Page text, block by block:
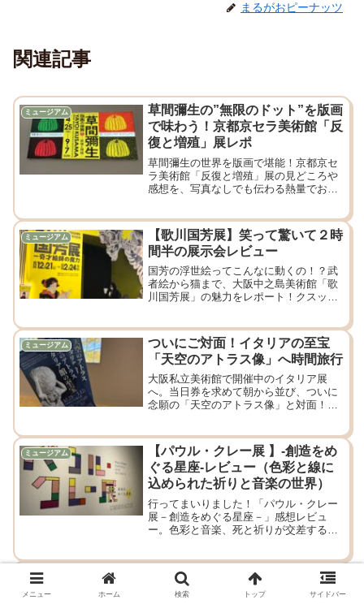
まるがおピーナッツ
関連記事
ミュージアム
草間彌生の”無限のドット”を版画
で味わう！京都京セラ美術館「反
復と増殖」展レポ
草間彌生の世界を版画で堪能！京都京セ
ラ美術館「反復と増殖」展の見どころや
感想を、写真なしでも伝わる熱量でお届
ミュージアム
【歌川国芳展】笑って驚いて２時
間半の展示会レビュー
国芳の浮世絵ってこんなに動くの！？武
者絵から猫まで、大阪中之島美術館「歌
川国芳展」の魅力をレポート！クスッと
て2月24日までです。
ミュージアム
ついにご対面！イタリアの至宝
「天空のアトラス像」へ時間旅行
大阪私立美術館で開催中のイタリア展
へ。当日券を求めて朝から並び、ついに
念願の「天空のアトラス像」と対面！
一日。
ミュージアム
【パウル・クレー展 】-創造をめ
ぐる星座-レビュー（色彩と線に
込められた祈りと音楽の世界）
行ってまいりました！「パウル・クレー
展－創造をめぐる星座－」感想レビュ
ー。色彩と音楽、死と祈りが交差する不
ミュージアム
金魚が生きている！？深堀隆介展
「水面のゆらぎの中へ」体験レポ
メニュー ホーム 検索 トップ サイドバー